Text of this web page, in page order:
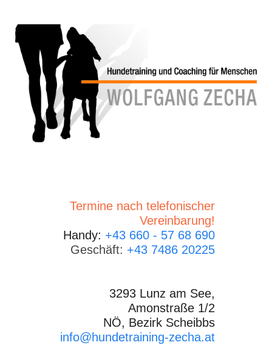
Termine nach telefonischer
Vereinbarung!
Handy: +43 660 - 57 68 690
Geschäft: +43 7486 20225
3293 Lunz am See,
Amonstraße 1/2
NÖ, Bezirk Scheibbs
info@hundetraining-zecha.at